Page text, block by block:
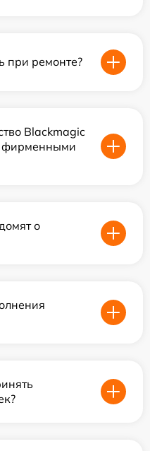
при ремонте?
Blackmagic
фирменными
о